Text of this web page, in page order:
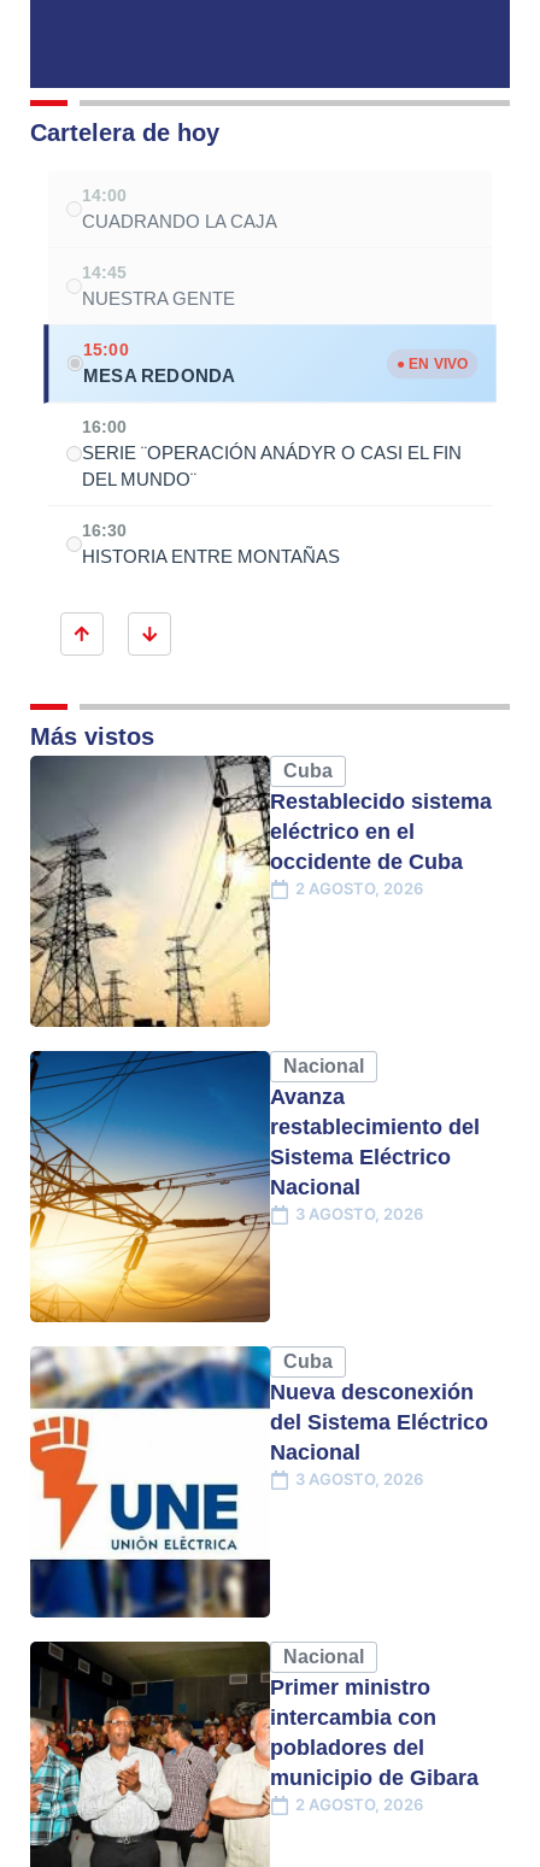
Cartelera de hoy
14:00
CUADRANDO LA CAJA
14:45
NUESTRA GENTE
15:00
MESA REDONDA
● EN VIVO
16:00
SERIE ¨OPERACIÓN ANÁDYR O CASI EL FIN
DEL MUNDO¨
16:30
HISTORIA ENTRE MONTAÑAS
Más vistos
Cuba
Restablecido sistema
eléctrico en el
occidente de Cuba
2 AGOSTO, 2026
Nacional
Avanza
restablecimiento del
Sistema Eléctrico
Nacional
3 AGOSTO, 2026
Cuba
Nueva desconexión
del Sistema Eléctrico
Nacional
3 AGOSTO, 2026
Nacional
Primer ministro
intercambia con
pobladores del
municipio de Gibara
2 AGOSTO, 2026